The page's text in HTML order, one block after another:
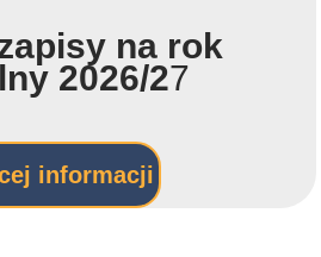
na rok
2026/27
informacji